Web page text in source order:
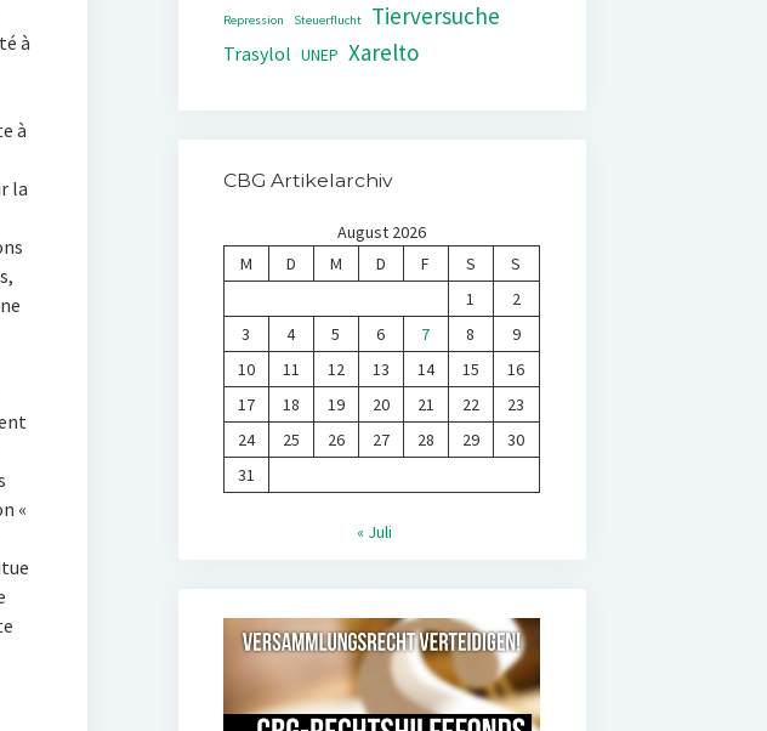
à
à
la
«
Repression Steuerflucht Tierversuche
Trasylol UNEP Xarelto
CBG Artikelarchiv
August 2026
M
D M D F S
S
1
2
3
4 5 6 7 8
9
10
11 12 13 14 15
16
17
18 19 20 21 22
23
24
25 26 27 28 29
30
31
« Juli